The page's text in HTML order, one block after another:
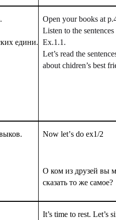
едини.
Open your books at
Listen to the sentences
Ex.1.1.
Let’s read the
about chidren’s best
Now let’s do ex1/2
О ком из друзей вы
сказать то же самое?
It’s time to rest. Let’s